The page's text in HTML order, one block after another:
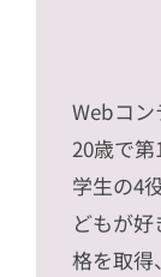
Webコン
20歳で第
学生の4
どもが
格を取得